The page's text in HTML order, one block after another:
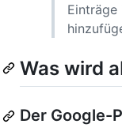
Einträge
Was wird
Der Google-